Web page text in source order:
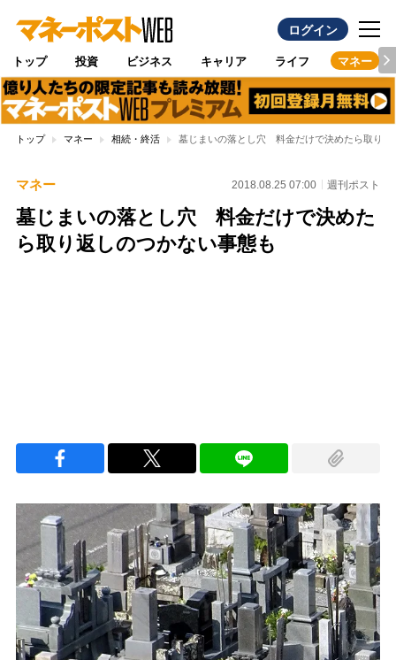
ログイン
トップ 投資 ビジネス キャリア ライフ マネー
トップ マネー 相続・終活 墓じまいの落とし穴 料金だけで決めたら取り返
マネー 2018.08.25 07:00 週刊ポスト
墓じまいの落とし穴 料金だけで決めた
ら取り返しのつかない事態も